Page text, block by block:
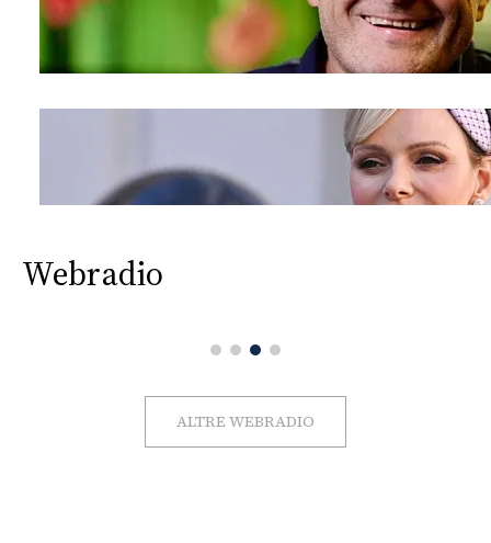
Webradio
ALTRE WEBRADIO